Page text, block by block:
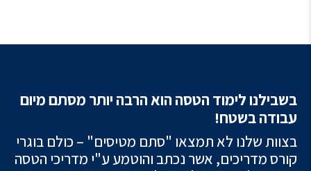
בשבילנו לימוד הטסה הוא הרבה יותר מסתם מיום
עבודה בשטח!
בצוות שלנו לא תמצאו "סתם מטיסים" – כולם בוגרי
קורס מדריכים, אשר נכתב והוטמע ע"י מדריכי הטסה